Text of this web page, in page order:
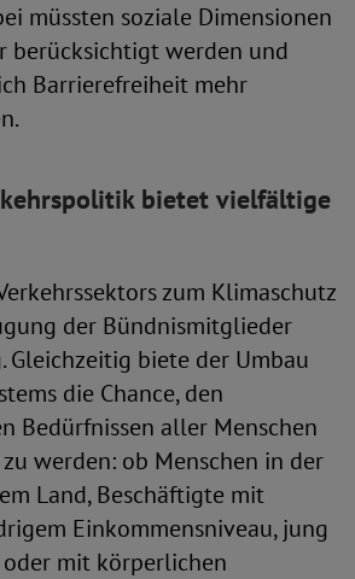
müssten soziale Dimensionen
berücksichtigt werden und
Barrierefreiheit mehr
bietet vielfältige
zum Klimaschutz
der Bündnismitglieder
biete der Umbau
die Chance, den
Bedürfnissen aller Menschen
werden: ob Menschen in der
Land, Beschäftigte mit
Einkommensniveau, jung
mit körperlichen